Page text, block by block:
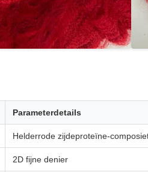
Parameterdetails
Helderrode zijdeproteïne-
2D fijne denier